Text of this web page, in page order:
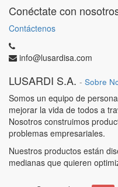
Conéctate con
Contáctenos
info@lusardisa.com
LUSARDI S.A. - Sobre
Somos un equipo de
mejorar la vida de todos a
Nosotros construimos
problemas empresariales.
Nuestros productos están
medianas que quieren